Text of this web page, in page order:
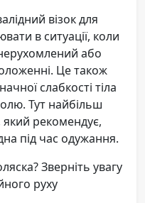
візок для
в ситуації, коли
або
Це також
слабкості тіла
Тут найбільш
який рекомендує,
під час одужання.
Зверніть увагу
руху